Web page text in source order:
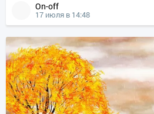
On-off
17 июля в 14:48